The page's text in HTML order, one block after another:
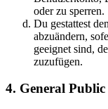
oder zu sperren.
Du gestattest
abzuändern,
geeignet sind,
zuzufügen.
4. General Public